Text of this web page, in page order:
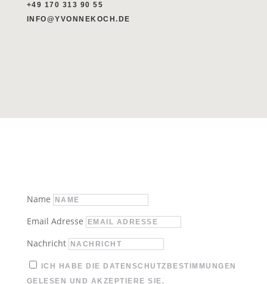
+49 170 313 90 55
INFO@YVONNEKOCH.DE
Name
Email Adresse
Nachricht
ICH HABE DIE DATENSCHUTZBESTIMMUNGEN
GELESEN UND AKZEPTIERE SIE.